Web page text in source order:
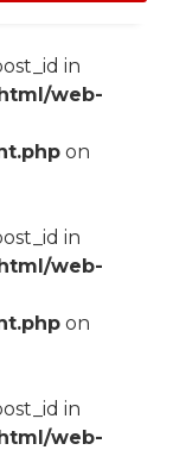
in
web-
on
in
web-
on
in
web-